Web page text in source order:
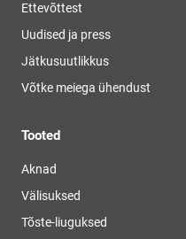
Ettevõttest
Uudised ja press
Jätkusuutlikkus
Võtke meiega ühendust
Tooted
Aknad
Välisuksed
Tõste-liuguksed